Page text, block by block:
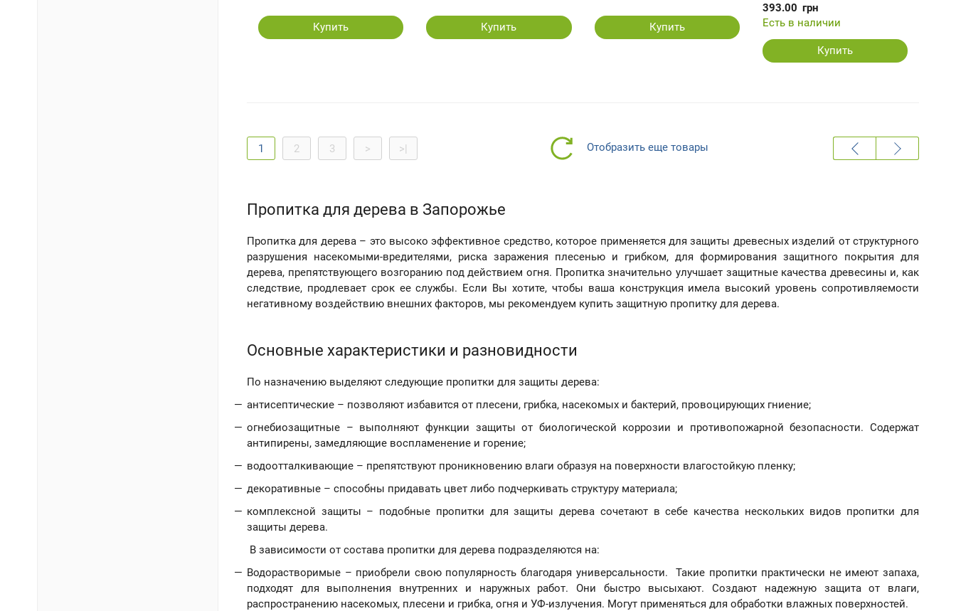
Купить Купить Купить
393.00 грн
Есть в наличии
Купить
1 2 3 > >| Отобразить еще товары
Пропитка для дерева в Запорожье
Пропитка для дерева – это высоко эффективное средство, которое применяется для защиты древесных изделий от структурного
разрушения насекомыми-вредителями, риска заражения плесенью и грибком, для формирования защитного покрытия для
дерева, препятствующего возгоранию под действием огня. Пропитка значительно улучшает защитные качества древесины и, как
следствие, продлевает срок ее службы. Если Вы хотите, чтобы ваша конструкция имела высокий уровень сопротивляемости
негативному воздействию внешних факторов, мы рекомендуем купить защитную пропитку для дерева.
Основные характеристики и разновидности
По назначению выделяют следующие пропитки для защиты дерева:
антисептические – позволяют избавится от плесени, грибка, насекомых и бактерий, провоцирующих гниение;
огнебиозащитные – выполняют функции защиты от биологической коррозии и противопожарной безопасности. Содержат
антипирены, замедляющие воспламенение и горение;
водоотталкивающие – препятствуют проникновению влаги образуя на поверхности влагостойкую пленку;
декоративные – способны придавать цвет либо подчеркивать структуру материала;
комплексной защиты – подобные пропитки для защиты дерева сочетают в себе качества нескольких видов пропитки для
защиты дерева.
В зависимости от состава пропитки для дерева подразделяются на:
Водорастворимые – приобрели свою популярность благодаря универсальности. Такие пропитки практически не имеют запаха,
подходят для выполнения внутренних и наружных работ. Они быстро высыхают. Создают надежную защита от влаги,
распространению насекомых, плесени и грибка, огня и УФ-излучения. Могут применяться для обработки влажных поверхностей.